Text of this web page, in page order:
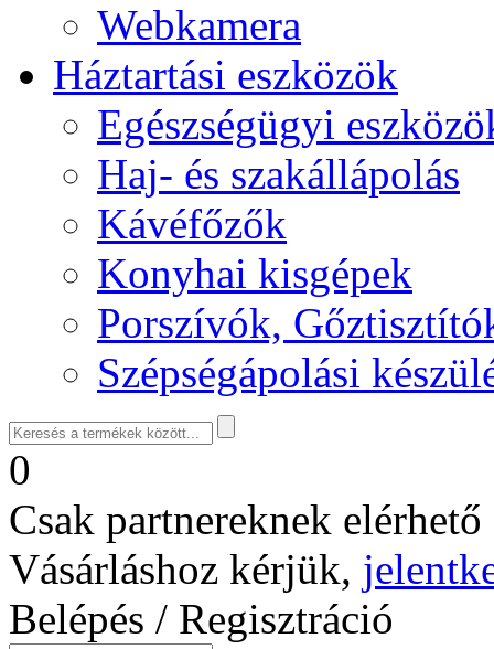
Webkamera
Háztartási eszközök
Egészségügyi
Haj- és szakállápolás
Kávéfőzők
Konyhai kisgépek
Porszívók,
Szépségápolási
0
Csak partnereknek
Vásárláshoz kérjük,
Belépés / Regisztráció